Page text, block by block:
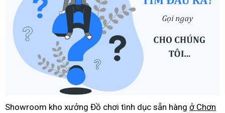
Showroom kho xưởng Đồ chơi tình dục sẵn hàng ở Chơn